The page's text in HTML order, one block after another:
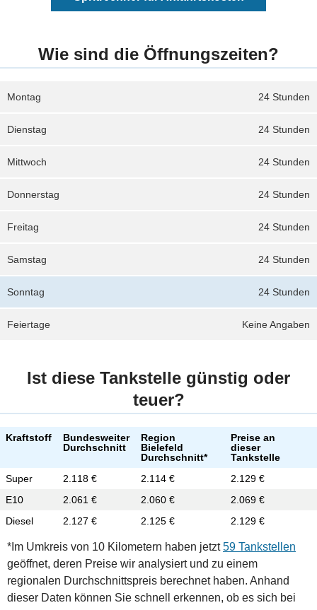
Wie sind die Öffnungszeiten?
24 Stunden
Montag
24 Stunden
Dienstag
24 Stunden
Mittwoch
24 Stunden
Donnerstag
24 Stunden
Freitag
24 Stunden
Samstag
24 Stunden
Sonntag
Keine Angaben
Feiertage
Ist diese Tankstelle günstig oder
teuer?
Kraftstoff
Bundesweiter
Durchschnitt
Region
Bielefeld
Durchschnitt*
Preise an
dieser
Tankstelle
Super
2.118 € 2.114 €
2.129 €
E10
2.061 € 2.060 €
2.069 €
Diesel
2.127 € 2.125 € 2.129 €
*Im Umkreis von 10 Kilometern haben jetzt59 Tankstellen
geöffnet, deren Preise wir analysiert und zu einem
regionalen Durchschnittspreis berechnet haben. Anhand
dieser Daten können Sie schnell erkennen, ob es sich bei